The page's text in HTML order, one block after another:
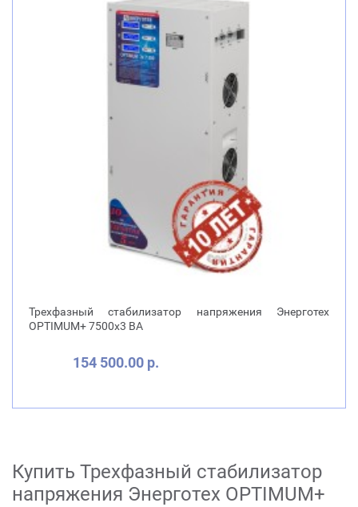
Трехфазный стабилизатор напряжения Энерготех
OPTIMUM+ 7500х3 ВА
154 500.00 р.
Купить Трехфазный стабилизатор
напряжения Энерготех OPTIMUM+